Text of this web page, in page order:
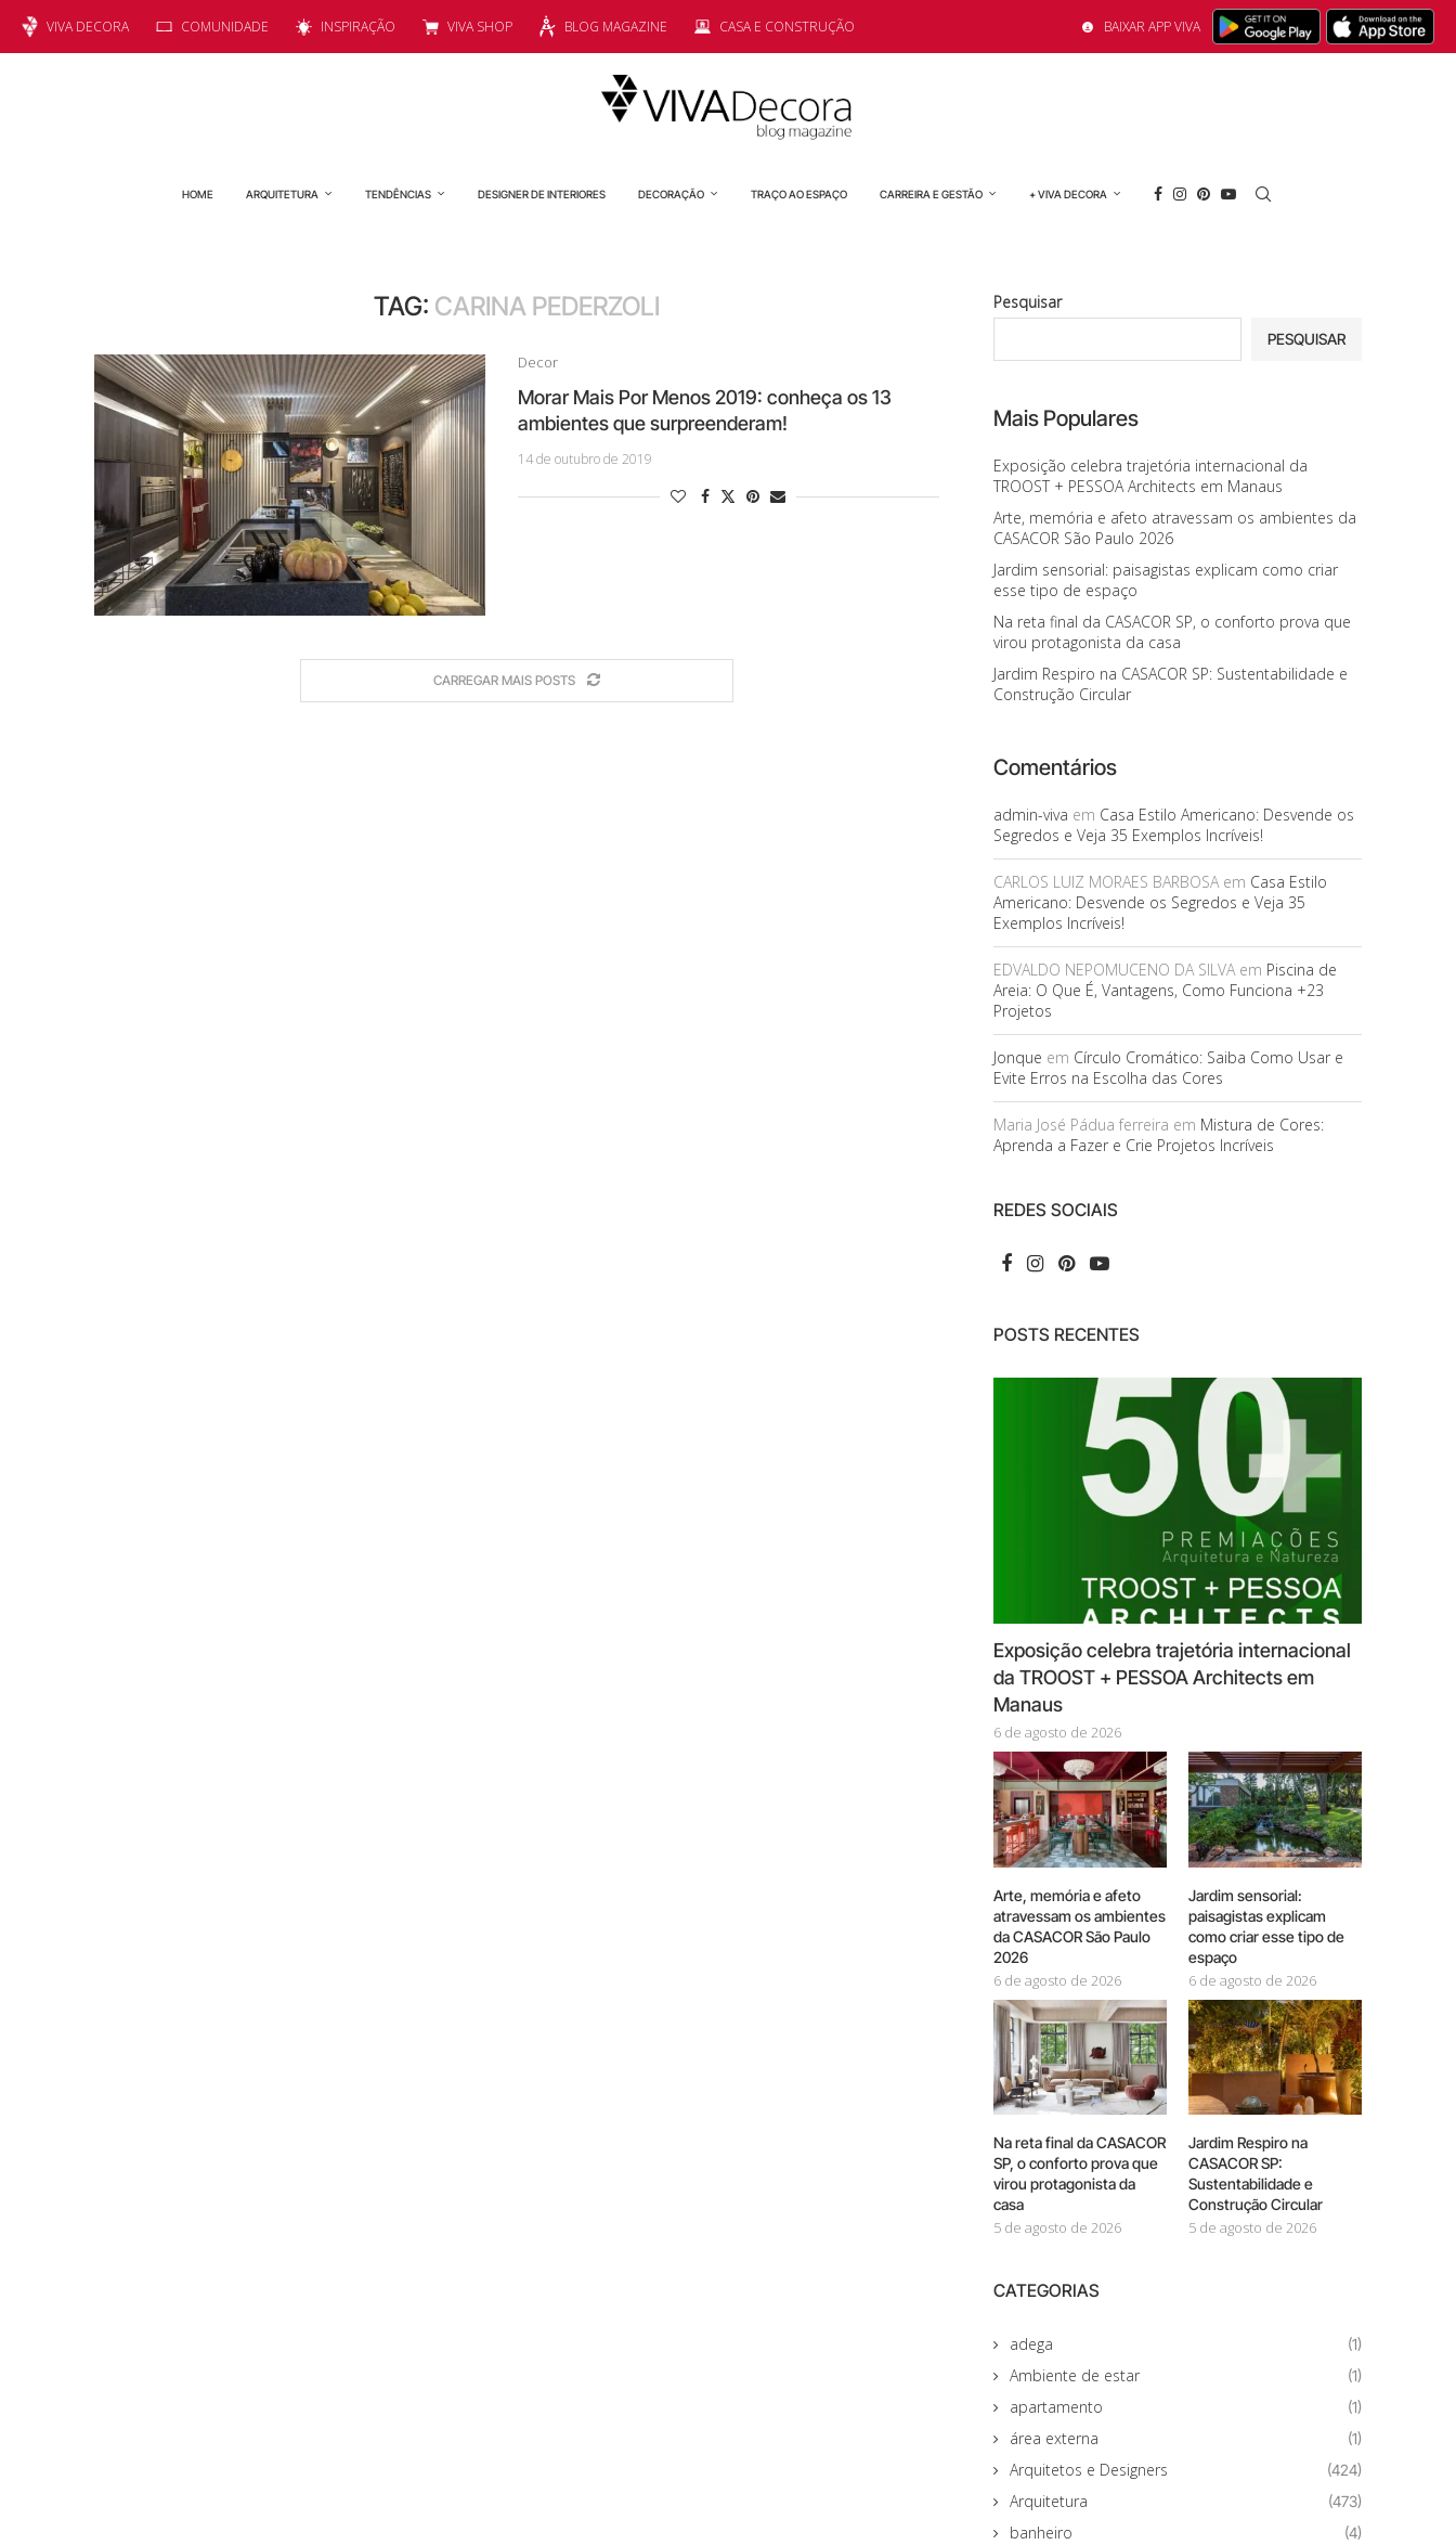
VIVA DECORA COMUNIDADE INSPIRAÇÃO VIVA SHOP BLOG MAGAZINE CASA E CONSTRUÇÃO BAIXAR APP VIVA
HOME ARQUITETURA TENDÊNCIAS DESIGNER DE INTERIORES DECORAÇÃO TRAÇO AO ESPAÇO CARREIRA E GESTÃO + VIVA DECORA
TAG: CARINA PEDERZOLI
Decor
Morar Mais Por Menos 2019: conheça os 13
ambientes que surpreenderam!
14 de outubro de 2019
CARREGAR MAIS POSTS
Pesquisar
PESQUISAR
Mais Populares
Exposição celebra trajetória internacional da
TROOST + PESSOA Architects em Manaus
Arte, memória e afeto atravessam os ambientes da
CASACOR São Paulo 2026
Jardim sensorial: paisagistas explicam como criar
esse tipo de espaço
Na reta final da CASACOR SP, o conforto prova que
virou protagonista da casa
Jardim Respiro na CASACOR SP: Sustentabilidade e
Construção Circular
Comentários
admin-viva em Casa Estilo Americano: Desvende os
Segredos e Veja 35 Exemplos Incríveis!
CARLOS LUIZ MORAES BARBOSAem Casa Estilo
Americano: Desvende os Segredos e Veja 35
Exemplos Incríveis!
EDVALDO NEPOMUCENO DA SILVAem Piscina de
Areia: O Que É, Vantagens, Como Funciona +23
Projetos
Jonque em Círculo Cromático: Saiba Como Usar e
Evite Erros na Escolha das Cores
Maria José Pádua ferreira em Mistura de Cores:
Aprenda a Fazer e Crie Projetos Incríveis
REDES SOCIAIS
POSTS RECENTES
Exposição celebra trajetória internacional
da TROOST + PESSOA Architects em
Manaus
6 de agosto de 2026
Arte, memória e afeto
atravessam os ambientes
da CASACOR São Paulo
2026
6 de agosto de 2026
Jardim sensorial:
paisagistas explicam
como criar esse tipo de
espaço
6 de agosto de 2026
Na reta final da CASACOR
SP, o conforto prova que
virou protagonista da
casa
5 de agosto de 2026
Jardim Respiro na
CASACOR SP:
Sustentabilidade e
Construção Circular
5 de agosto de 2026
CATEGORIAS
adega (1)
Ambiente de estar (1)
apartamento (1)
área externa (1)
Arquitetos e Designers (424)
Arquitetura (473)
banheiro (4)